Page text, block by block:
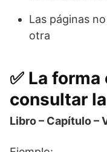
Las páginas
otra
✅ La
consultar
Libro – Capítulo –